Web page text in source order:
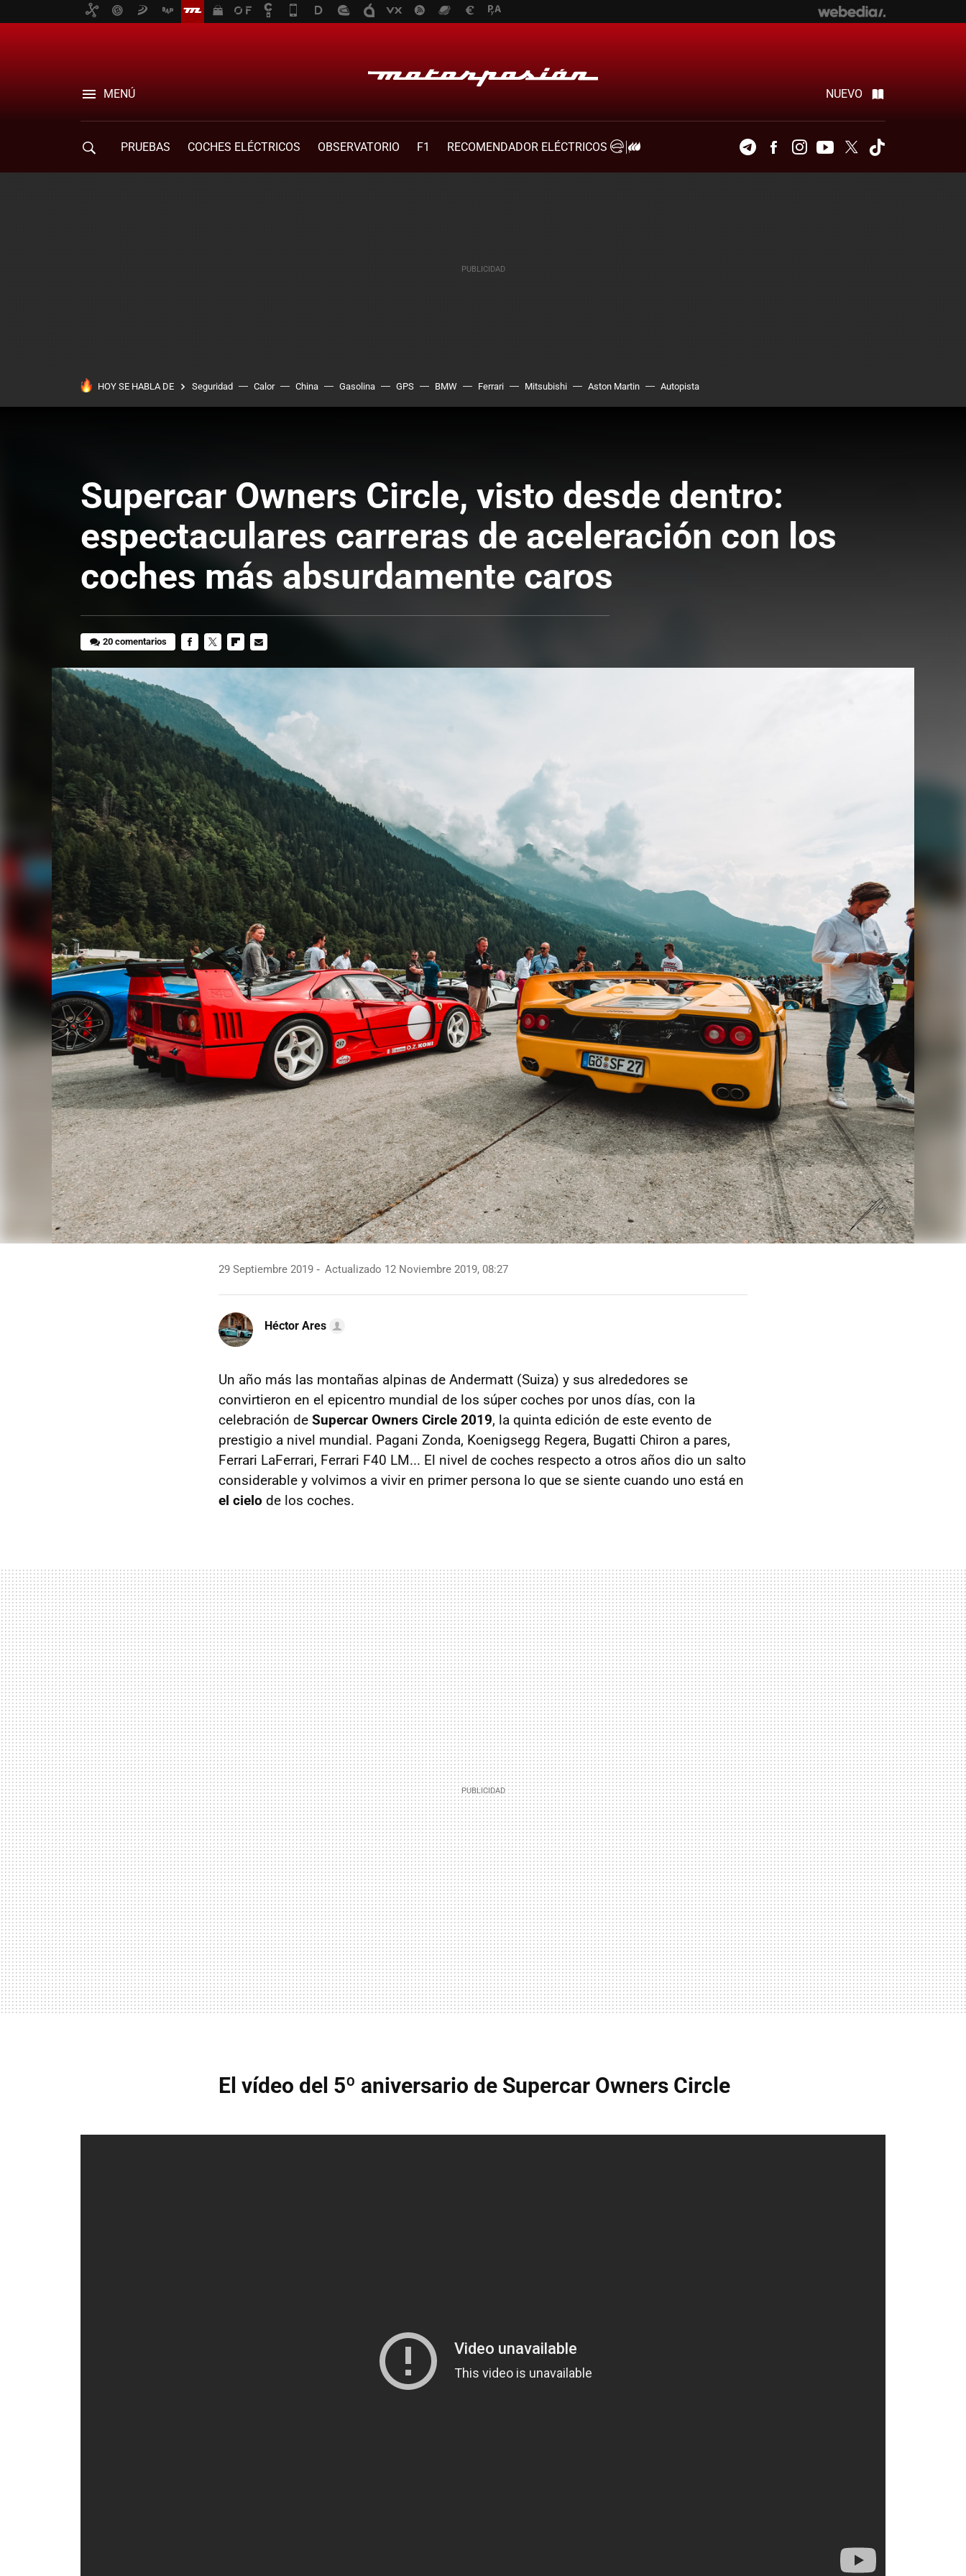
MENÚ NUEVO
PRUEBAS COCHES ELÉCTRICOS OBSERVATORIO F1
RECOMENDADOR ELÉCTRICOS
TelegramFacebookInstagramYoutubeTwitter
HOY SE HABLA DE Seguridad Calor China Gasolina GPS BMW Ferrari Mitsubishi Aston Martin Autopista
Supercar Owners Circle, visto desde dentro:
espectaculares carreras de aceleración con los
coches más absurdamente caros
20 comentarios
29 Septiembre 2019 Actualizado 12 Noviembre 2019, 08:27
Héctor Ares
Un año más las montañas alpinas de Andermatt (Suiza) y sus alrededores se
convirtieron en el epicentro mundial de los súper coches por unos días, con la
celebración de Supercar Owners Circle 2019, la quinta edición de este evento de
prestigio a nivel mundial. Pagani Zonda, Koenigsegg Regera, Bugatti Chiron a pares,
Ferrari LaFerrari, Ferrari F40 LM... El nivel de coches respecto a otros años dio un salto
considerable y volvimos a vivir en primer persona lo que se siente cuando uno está en
el cielo de los coches.
El vídeo del 5º aniversario de Supercar Owners Circle